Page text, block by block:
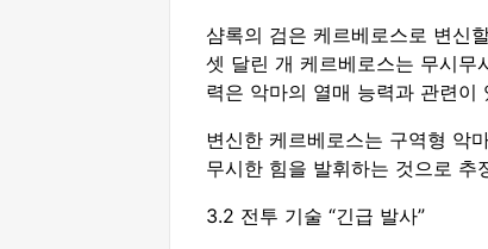
샴록의 검은 케르베로스로 변신
셋 달린 개 케르베로스는 무시무
력은 악마의 열매 능력과 관련이
변신한 케르베로스는 구역형 악
무시한 힘을 발휘하는 것으로 추
3.2 전투 기술 “긴급 발사”